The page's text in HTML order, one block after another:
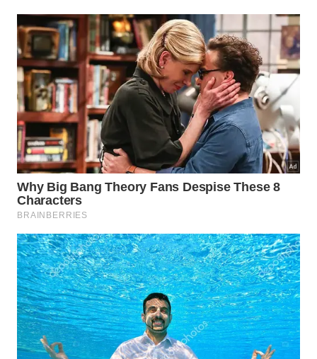
da faxina permite que os vizinhos recolham suas
roupas do varal externo, estabelecendo uma
relaçãoharmônica e pacífica naconvivência diária.
Respeitar os horários do regulamento interno do
condomínio também é fundamental para preservar o
sossego de todos. Executar essas atividades nos
períodos recomendados impede conflitos e garante
que o bem-estar coletivo seja totalmente